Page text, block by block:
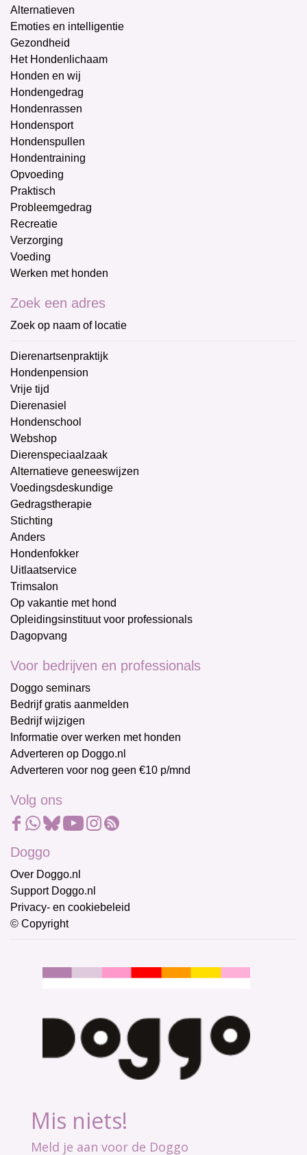
Alternatieven
Emoties en intelligentie
Gezondheid
Het Hondenlichaam
Honden en wij
Hondengedrag
Hondenrassen
Hondensport
Hondenspullen
Hondentraining
Opvoeding
Praktisch
Probleemgedrag
Recreatie
Verzorging
Voeding
Werken met honden
Zoek een adres
Zoek op naam of locatie
Dierenartsenpraktijk
Hondenpension
Vrije tijd
Dierenasiel
Hondenschool
Webshop
Dierenspeciaalzaak
Alternatieve geneeswijzen
Voedingsdeskundige
Gedragstherapie
Stichting
Anders
Hondenfokker
Uitlaatservice
Trimsalon
Op vakantie met hond
Opleidingsinstituut voor professionals
Dagopvang
Voor bedrijven en professionals
Doggo seminars
Bedrijf gratis aanmelden
Bedrijf wijzigen
Informatie over werken met honden
Adverteren op Doggo.nl
Adverteren voor nog geen €10 p/mnd
Volg ons
Doggo
Over Doggo.nl
Support Doggo.nl
Privacy- en cookiebeleid
© Copyright
Mis niets!
Meld je aan voor de Doggo